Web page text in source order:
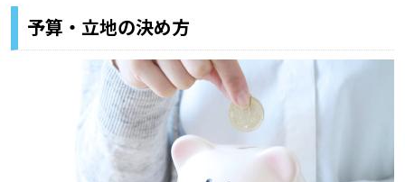
予算・立地の決め方